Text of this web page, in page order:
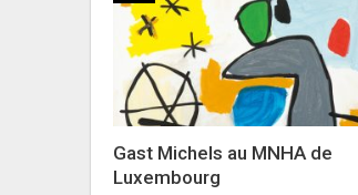
Gast Michels au MNHA de
Luxembourg